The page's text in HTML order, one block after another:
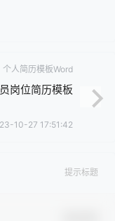
个人简历模板Word
岗位简历模板
10-27 17:51:42
提示标题